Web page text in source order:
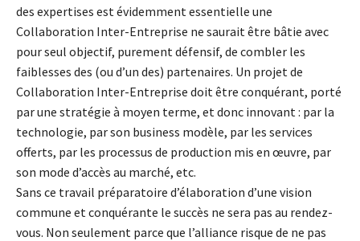
des expertises est évidemment essentielle une
Collaboration Inter-Entreprise ne saurait être bâtie avec
pour seul objectif, purement défensif, de combler les
faiblesses des (ou d’un des) partenaires. Un projet de
Collaboration Inter-Entreprise doit être conquérant, porté
par une stratégie à moyen terme, et donc innovant : par la
technologie, par son business modèle, par les services
offerts, par les processus de production mis en œuvre, par
son mode d’accès au marché, etc.
Sans ce travail préparatoire d’élaboration d’une vision
commune et conquérante le succès ne sera pas au rendez-
vous. Non seulement parce que l’alliance risque de ne pas